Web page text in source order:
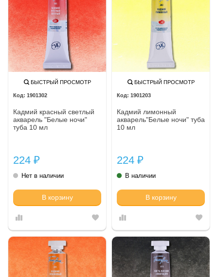
БЫСТРЫЙ ПРОСМОТР
1901302
Кадмий красный светлый
акварель "Белые ночи"
туба 10 мл
224 ₽
Нет в наличии
В корзину
БЫСТРЫЙ ПРОСМОТР
1901203
Кадмий лимонный
акварель"Белые ночи" туба
10 мл
224 ₽
В наличии
В корзину